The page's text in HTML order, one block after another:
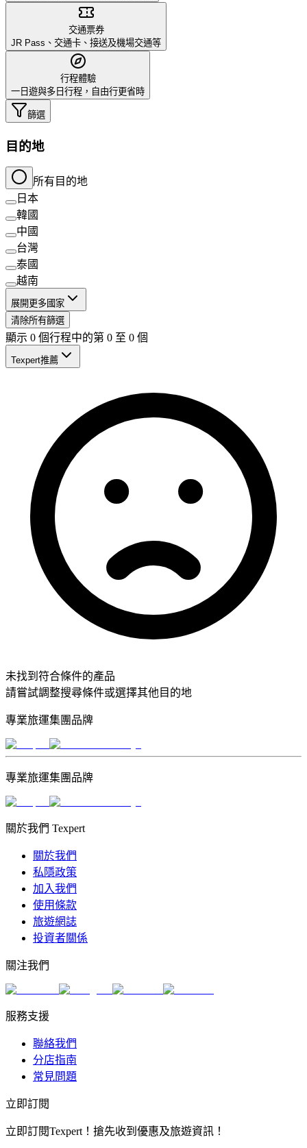
交通票券
JR Pass、交通卡、接送及機場交通等
行程體驗
一日遊與多日行程，自由行更省時
篩選
目的地
所有目的地
日本
韓國
中國
台灣
泰國
越南
展開更多國家
清除所有篩選
顯示 0 個行程中的第 0 至 0 個
Texpert推薦
未找到符合條件的產品
請嘗試調整搜尋條件或選擇其他目的地
專業旅運集團品牌
專業旅運集團品牌
關於我們 Texpert
關於我們
私隱政策
加入我們
使用條款
旅遊網誌
投資者關係
關注我們
服務支援
聯絡我們
分店指南
常見問題
立即訂閱
立即訂閱Texpert！搶先收到優惠及旅遊資訊！